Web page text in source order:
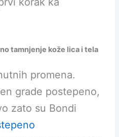
tamnjenje kože lica i tela
promena.
grade postepeno,
zato su Bondi